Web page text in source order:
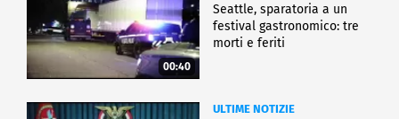
00:40
Seattle, sparatoria a un
festival gastronomico: tre
morti e feriti
ULTIME NOTIZIE